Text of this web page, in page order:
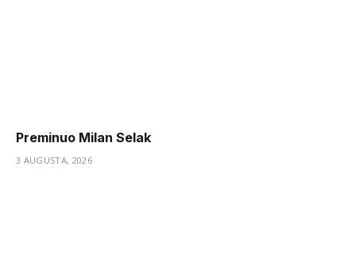
Preminuo Milan Selak
3 AUGUSTA, 2026